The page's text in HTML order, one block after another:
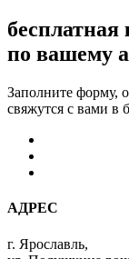
бесплатная
по вашему
Заполните форму,
свяжутся с вами в
АДРЕС
г. Ярославль,